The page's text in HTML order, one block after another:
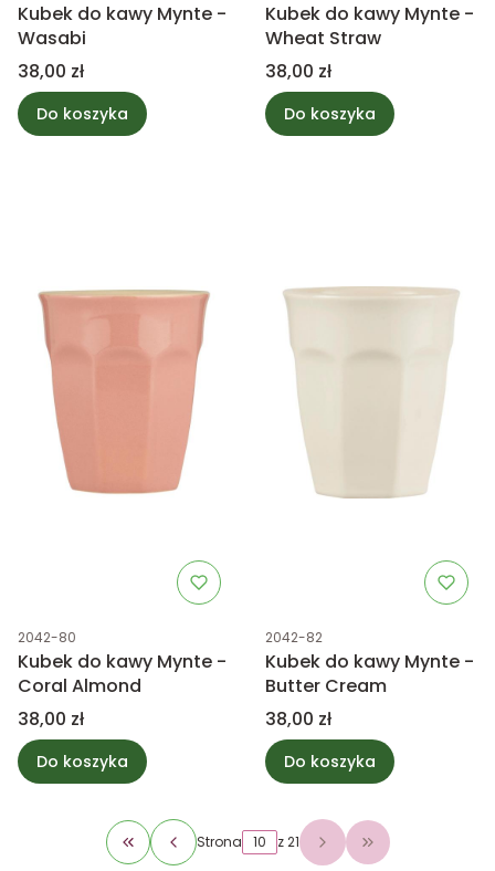
Kubek do kawy Mynte -
Wasabi
Cena
38,00 zł
Do koszyka
Kubek do kawy Mynte -
Wheat Straw
Cena
38,00 zł
Do koszyka
Kod produktu
2042-80
Kubek do kawy Mynte -
Coral Almond
Cena
38,00 zł
Do koszyka
Kod produktu
2042-82
Kubek do kawy Mynte -
Butter Cream
Cena
38,00 zł
Do koszyka
Wróć do pierwszej strony z produktami
Strona z 21 Przejdź do